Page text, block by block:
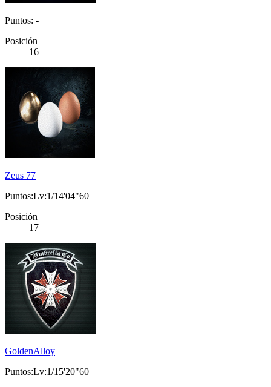
Puntos: -
Posición
16
Zeus 77
Puntos:Lv:1/14'04"60
Posición
17
GoldenAlloy
Puntos:Lv:1/15'20"60